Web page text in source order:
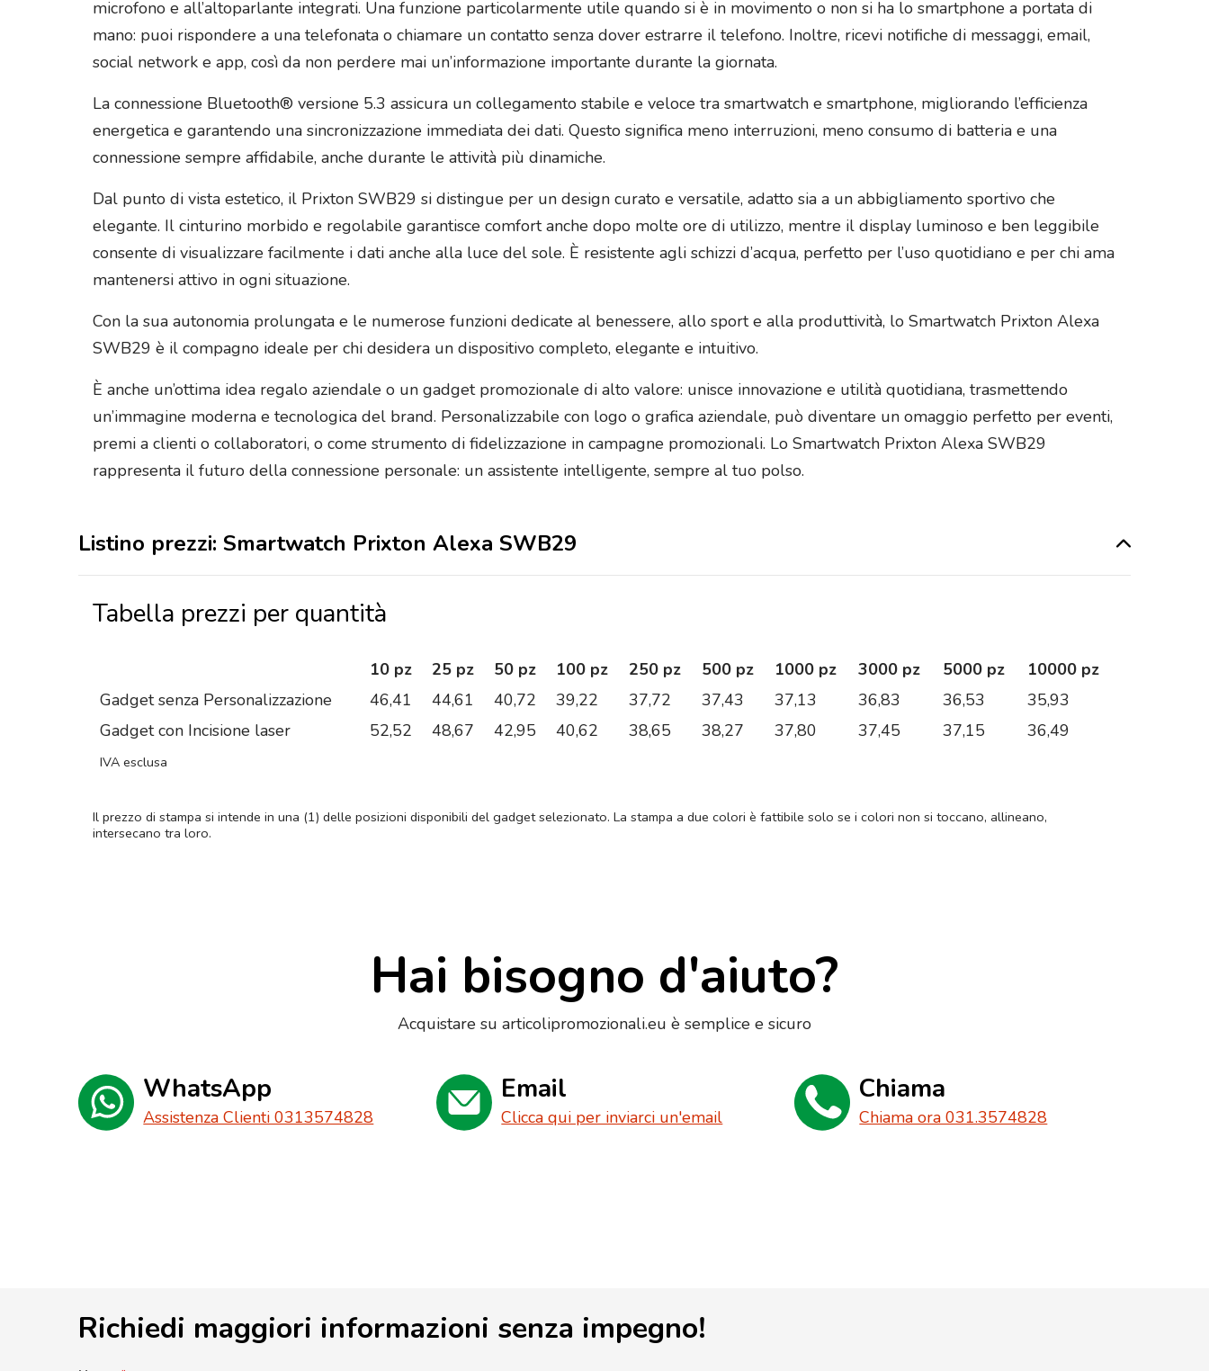
microfono e all’altoparlante integrati. Una funzione particolarmente utile quando si è in movimento o non si ha lo smartphone a portata di
mano: puoi rispondere a una telefonata o chiamare un contatto senza dover estrarre il telefono. Inoltre, ricevi notifiche di messaggi, email,
social network e app, così da non perdere mai un’informazione importante durante la giornata.
La connessione Bluetooth® versione 5.3 assicura un collegamento stabile e veloce tra smartwatch e smartphone, migliorando l’efficienza
energetica e garantendo una sincronizzazione immediata dei dati. Questo significa meno interruzioni, meno consumo di batteria e una
connessione sempre affidabile, anche durante le attività più dinamiche.
Dal punto di vista estetico, il Prixton SWB29 si distingue per un design curato e versatile, adatto sia a un abbigliamento sportivo che
elegante. Il cinturino morbido e regolabile garantisce comfort anche dopo molte ore di utilizzo, mentre il display luminoso e ben leggibile
consente di visualizzare facilmente i dati anche alla luce del sole. È resistente agli schizzi d’acqua, perfetto per l’uso quotidiano e per chi ama
mantenersi attivo in ogni situazione.
Con la sua autonomia prolungata e le numerose funzioni dedicate al benessere, allo sport e alla produttività, lo Smartwatch Prixton Alexa
SWB29 è il compagno ideale per chi desidera un dispositivo completo, elegante e intuitivo.
È anche un’ottima idea regalo aziendale o un gadget promozionale di alto valore: unisce innovazione e utilità quotidiana, trasmettendo
un’immagine moderna e tecnologica del brand. Personalizzabile con logo o grafica aziendale, può diventare un omaggio perfetto per eventi,
premi a clienti o collaboratori, o come strumento di fidelizzazione in campagne promozionali. Lo Smartwatch Prixton Alexa SWB29
rappresenta il futuro della connessione personale: un assistente intelligente, sempre al tuo polso.
Listino prezzi: Smartwatch Prixton Alexa SWB29
Tabella prezzi per quantità
10 pz 25 pz 50 pz 100 pz 250 pz 500 pz 1000 pz 3000 pz 5000 pz
10000 pz
Gadget senza Personalizzazione
46,41 44,61 40,72 39,22 37,72 37,43 37,13 36,83 36,53
35,93
Gadget con Incisione laser
52,52 48,67 42,95 40,62 38,65 38,27 37,80 37,45 37,15 36,49
IVA esclusa
Il prezzo di stampa si intende in una (1) delle posizioni disponibili del gadget selezionato. La stampa a due colori è fattibile solo se i colori non si toccano, allineano,
intersecano tra loro.
Hai bisogno d'aiuto?
Acquistare su articolipromozionali.eu è semplice e sicuro
WhatsApp
Assistenza Clienti 0313574828
Email
Clicca qui per inviarci un'email
Chiama
Chiama ora 031.3574828
Richiedi maggiori informazioni senza impegno!